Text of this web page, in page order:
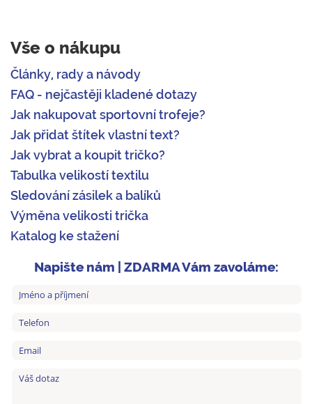
Vše o nákupu
Články, rady a návody
FAQ - nejčastěji kladené dotazy
Jak nakupovat sportovní trofeje?
Jak přidat štítek vlastní text?
Jak vybrat a koupit tričko?
Tabulka velikostí textilu
Sledování zásilek a balíků
Výměna velikosti trička
Katalog ke stažení
Napište nám | ZDARMA Vám zavoláme: